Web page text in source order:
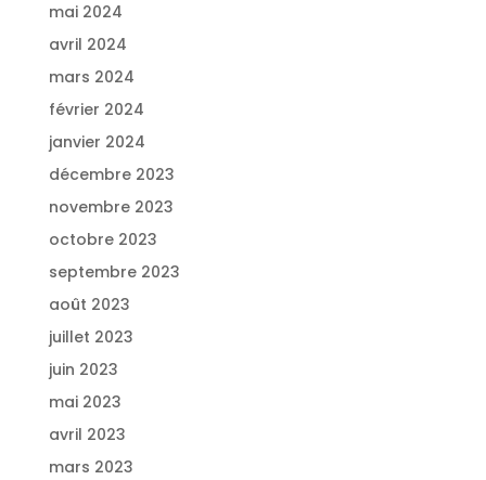
mai 2024
avril 2024
mars 2024
février 2024
janvier 2024
décembre 2023
novembre 2023
octobre 2023
septembre 2023
août 2023
juillet 2023
juin 2023
mai 2023
avril 2023
mars 2023